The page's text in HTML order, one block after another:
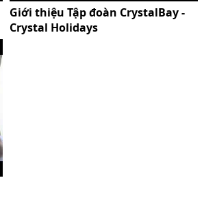
Giới thiệu Tập đoàn CrystalBay -
Crystal Holidays